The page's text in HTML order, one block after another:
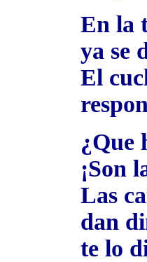
En la
ya se
El
¿Que
¡Son
Las
dan
te lo